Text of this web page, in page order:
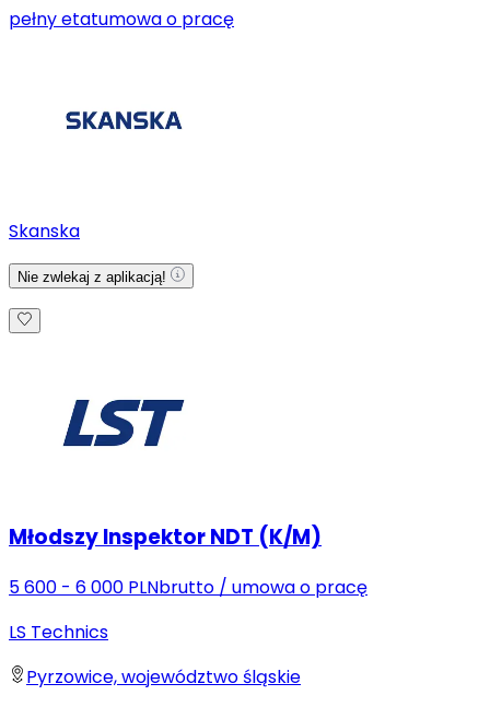
pełny etatumowa o pracę
Skanska
Nie zwlekaj z aplikacją!
Młodszy Inspektor NDT (K/M)
5 600 - 6 000 PLNbrutto / umowa o pracę
LS Technics
Pyrzowice, województwo śląskie